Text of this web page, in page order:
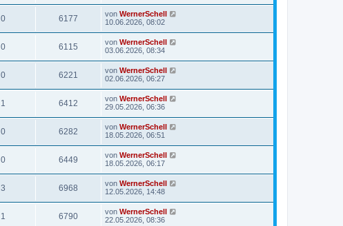
0 6177 von WernerSchell
10.06.2026, 08:02
0 6115 von WernerSchell
03.06.2026, 08:34
0 6221 von WernerSchell
02.06.2026, 06:27
1 6412 von WernerSchell
29.05.2026, 06:36
0 6282 von WernerSchell
18.05.2026, 06:51
0 6449 von WernerSchell
18.05.2026, 06:17
3 6968 von WernerSchell
12.05.2026, 14:48
1 6790 von WernerSchell
22.05.2026, 08:36